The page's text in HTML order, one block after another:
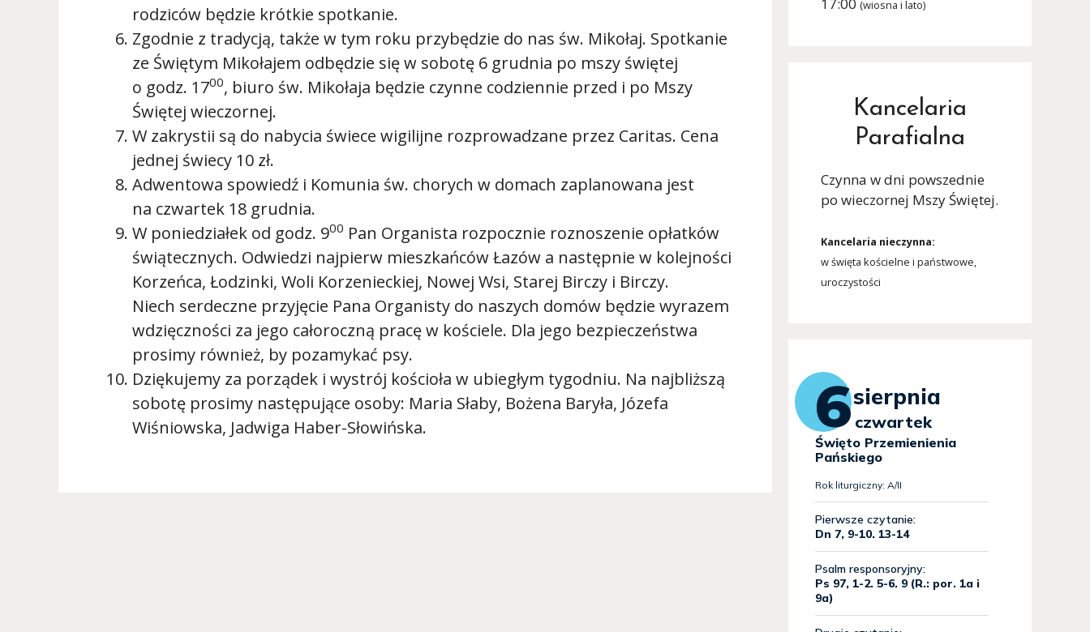
rodziców będzie krótkie spotkanie.
Zgodnie z tradycją, także w tym roku przybędzie do nas św. Mikołaj. Spotkanie
ze Świętym Mikołajem odbędzie się w sobotę 6 grudnia po mszy świętej
o godz. 1700, biuro św. Mikołaja będzie czynne codziennie przed i po Mszy
Świętej wieczornej.
W zakrystii są do nabycia świece wigilijne rozprowadzane przez Caritas. Cena
jednej świecy 10 zł.
Adwentowa spowiedź i Komunia św. chorych w domach zaplanowana jest
na czwartek 18 grudnia.
W poniedziałek od godz. 900 Pan Organista rozpocznie roznoszenie opłatków
świątecznych. Odwiedzi najpierw mieszkańców Łazów a następnie w kolejności
Korzeńca, Łodzinki, Woli Korzenieckiej, Nowej Wsi, Starej Birczy i Birczy.
Niech serdeczne przyjęcie Pana Organisty do naszych domów będzie wyrazem
wdzięczności za jego całoroczną pracę w kościele. Dla jego bezpieczeństwa
prosimy również, by pozamykać psy.
Dziękujemy za porządek i wystrój kościoła w ubiegłym tygodniu. Na najbliższą
sobotę prosimy następujące osoby: Maria Słaby, Bożena Baryła, Józefa
Wiśniowska, Jadwiga Haber-Słowińska.
(wiosna i lato)
Kancelaria
Parafialna
Czynna w dni powszednie
po wieczornej Mszy Świętej.
Kancelaria nieczynna:
w święta kościelne i państwowe,
uroczystości